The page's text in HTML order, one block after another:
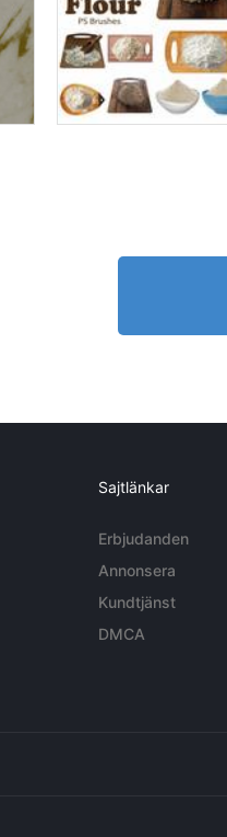
Sajtlänkar
Erbjudanden
Annonsera
Kundtjänst
DMCA